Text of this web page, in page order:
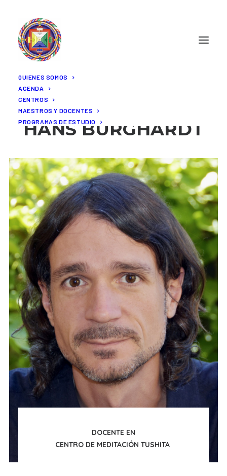
QUIENES SOMOS
AGENDA
CENTROS
MAESTROS Y DOCENTES
PROGRAMAS DE ESTUDIO
HANS BURGHARDT
DOCENTE EN
CENTRO DE MEDITACIÓN TUSHITA